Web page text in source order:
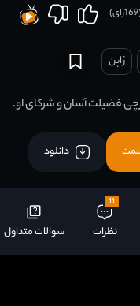
169رای)
ژاپن
فضیلت آسان و شرکای او.
دانلود
11
نظرات سوالات متداول